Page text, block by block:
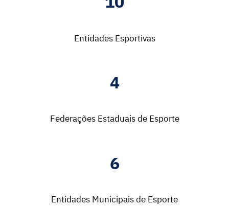
Entidades Esportivas
4
Federações Estaduais de Esporte
6
Entidades Municipais de Esporte